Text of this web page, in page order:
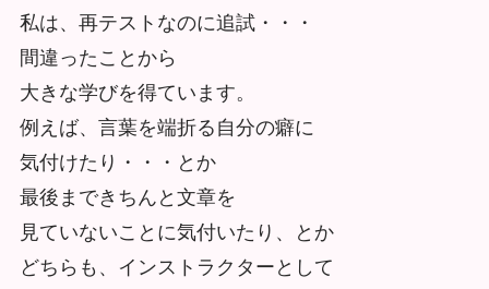
私は、再テストなのに追試・・・
間違ったことから
大きな学びを得ています。
例えば、言葉を端折る自分の癖に
気付けたり・・・とか
最後まできちんと文章を
見ていないことに気付いたり、とか
どちらも、インストラクターとして